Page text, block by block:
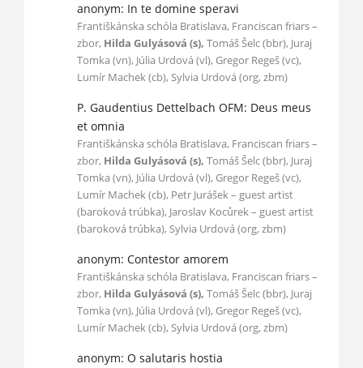
anonym: In te domine speravi
Františkánska schóla Bratislava, Franciscan friars –
zbor, Hilda Gulyásová (s), Tomáš Šelc (bbr), Juraj
Tomka (vn), Júlia Urdová (vl), Gregor Regeš (vc),
Lumír Machek (cb), Sylvia Urdová (org, zbm)
P. Gaudentius Dettelbach OFM: Deus meus
et omnia
Františkánska schóla Bratislava, Franciscan friars –
zbor, Hilda Gulyásová (s), Tomáš Šelc (bbr), Juraj
Tomka (vn), Júlia Urdová (vl), Gregor Regeš (vc),
Lumír Machek (cb), Petr Jurášek – guest artist
(baroková trúbka), Jaroslav Kocůrek – guest artist
(baroková trúbka), Sylvia Urdová (org, zbm)
anonym: Contestor amorem
Františkánska schóla Bratislava, Franciscan friars –
zbor, Hilda Gulyásová (s), Tomáš Šelc (bbr), Juraj
Tomka (vn), Júlia Urdová (vl), Gregor Regeš (vc),
Lumír Machek (cb), Sylvia Urdová (org, zbm)
anonym: O salutaris hostia